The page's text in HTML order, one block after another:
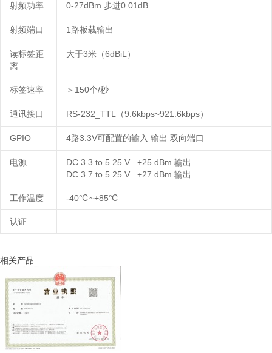
射频功率 0-27dBm 步进0 .01dB
射频端口 1 路板载输出
读标签距
离
大于3米（6dBiL ）
标签速率 ＞ 150个/秒
通讯接口 RS-232_TTL （9 .6kbps~921.6kbps）
GPIO 4路3 .3V可配置的输入 输出 双向端口
电源 DC 3.3 to 5.25 V +25 dBm 输出
DC 3.7 to 5.25 V +27 dBm 输出
工作温度 -40℃~+85℃
认证
相关产品